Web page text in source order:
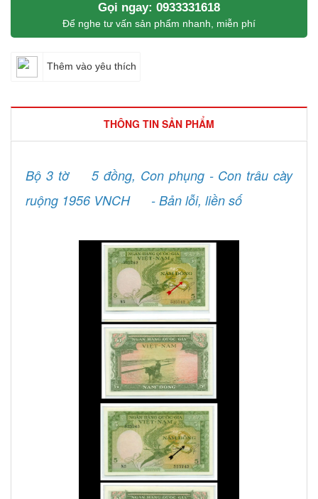
Gọi ngay: 0933331618
Để nghe tư vấn sản phẩm nhanh, miễn phí
Thêm vào yêu thích
THÔNG TIN SẢN PHẨM
Bộ 3 tờ
5 đồng, Con phụng - Con trâu cày
ruộng 1956 VNCH
- Bản lỗi, liền số